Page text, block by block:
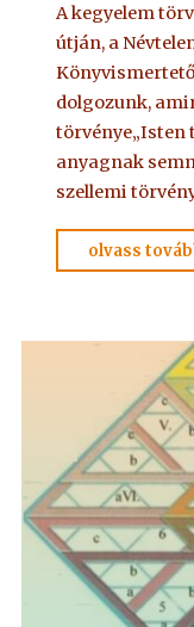
A kegyelem
útján, a
dolgozunk,
törvénye„Isten
anyagnak
szellemi
olvass